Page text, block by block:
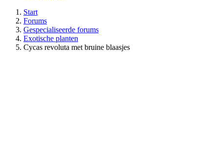
Start
Forums
Gespecialiseerde forums
Exotische planten
Cycas revoluta met bruine blaasjes